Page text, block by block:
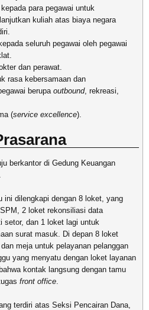
para pegawai untuk
kuliah atas biaya negara
seluruh pegawai oleh pegawai
dan perawat.
rasa kebersamaan dan
berupa outbound, rekreasi,
(service excellence).
berkantor di Gedung Keuangan
ini dilengkapi dengan 8 loket, yang
2 loket rekonsiliasi data
setor, dan 1 loket lagi untuk
surat masuk. Di depan 8 loket
meja untuk pelayanan pelanggan
yang menyatu dengan loket layanan
kontak langsung dengan tamu
front office.
terdiri atas Seksi Pencairan Dana,